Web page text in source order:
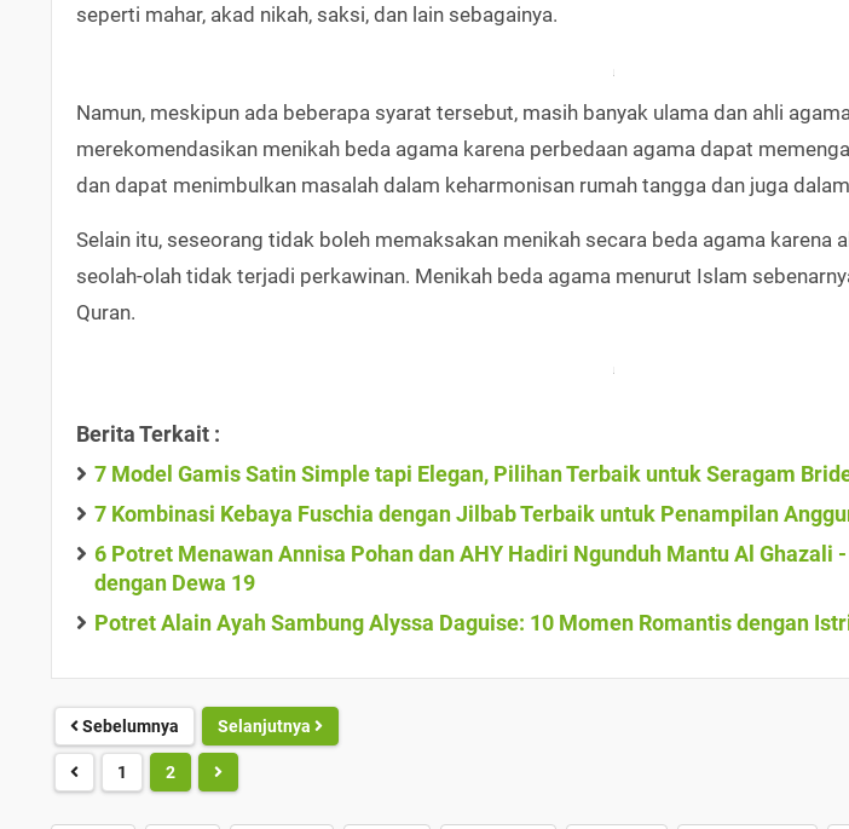
seperti mahar, akad nikah, saksi, dan lain sebagainya.
Namun, meskipun ada beberapa syarat tersebut, masih banyak ulama dan ahli
merekomendasikan menikah beda agama karena perbedaan agama dapat
dan dapat menimbulkan masalah dalam keharmonisan rumah tangga dan juga
Selain itu, seseorang tidak boleh memaksakan menikah secara beda agama karena
seolah-olah tidak terjadi perkawinan. Menikah beda agama menurut Islam
Quran.
Berita Terkait :
7 Model Gamis Satin Simple tapi Elegan, Pilihan Terbaik untuk Seragam
7 Kombinasi Kebaya Fuschia dengan Jilbab Terbaik untuk Penampilan
6 Potret Menawan Annisa Pohan dan AHY Hadiri Ngunduh Mantu Al Ghazali
dengan Dewa 19
Potret Alain Ayah Sambung Alyssa Daguise: 10 Momen Romantis dengan
Sebelumnya Selanjutnya
1 2